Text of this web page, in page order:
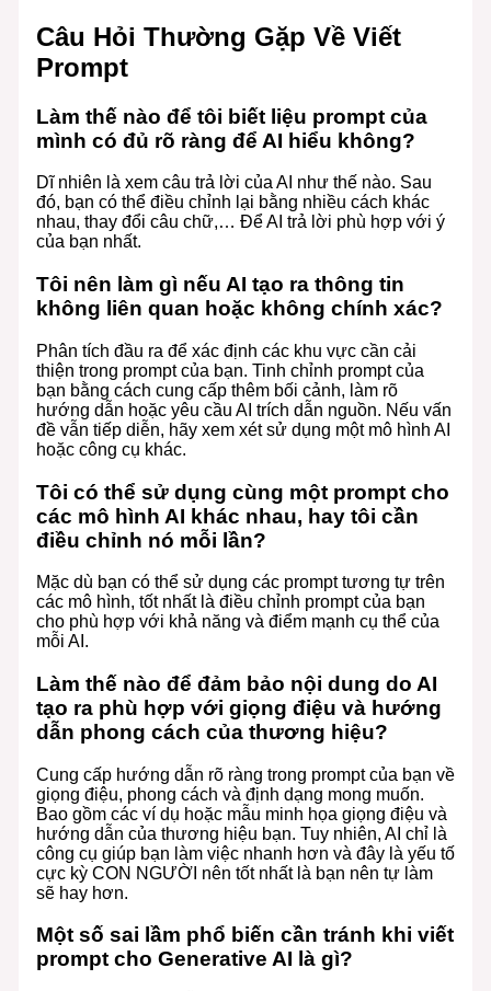
Câu Hỏi Thường Gặp Về Viết
Prompt
Làm thế nào để tôi biết liệu prompt của
mình có đủ rõ ràng để AI hiểu không?
Dĩ nhiên là xem câu trả lời của AI như thế nào. Sau
đó, bạn có thể điều chỉnh lại bằng nhiều cách khác
nhau, thay đổi câu chữ,… Để AI trả lời phù hợp với ý
của bạn nhất.
Tôi nên làm gì nếu AI tạo ra thông tin
không liên quan hoặc không chính xác?
Phân tích đầu ra để xác định các khu vực cần cải
thiện trong prompt của bạn. Tinh chỉnh prompt của
bạn bằng cách cung cấp thêm bối cảnh, làm rõ
hướng dẫn hoặc yêu cầu AI trích dẫn nguồn. Nếu vấn
đề vẫn tiếp diễn, hãy xem xét sử dụng một mô hình AI
hoặc công cụ khác.
Tôi có thể sử dụng cùng một prompt cho
các mô hình AI khác nhau, hay tôi cần
điều chỉnh nó mỗi lần?
Mặc dù bạn có thể sử dụng các prompt tương tự trên
các mô hình, tốt nhất là điều chỉnh prompt của bạn
cho phù hợp với khả năng và điểm mạnh cụ thể của
mỗi AI.
Làm thế nào để đảm bảo nội dung do AI
tạo ra phù hợp với giọng điệu và hướng
dẫn phong cách của thương hiệu?
Cung cấp hướng dẫn rõ ràng trong prompt của bạn về
giọng điệu, phong cách và định dạng mong muốn.
Bao gồm các ví dụ hoặc mẫu minh họa giọng điệu và
hướng dẫn của thương hiệu bạn. Tuy nhiên, AI chỉ là
công cụ giúp bạn làm việc nhanh hơn và đây là yếu tố
cực kỳ CON NGƯỜI nên tốt nhất là bạn nên tự làm
sẽ hay hơn.
Một số sai lầm phổ biến cần tránh khi viết
prompt cho Generative AI là gì?